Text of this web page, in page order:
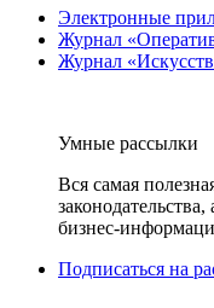
Электронные
Журнал
Журнал
Умные рассылки
Вся самая
бизнес-
Подписаться на